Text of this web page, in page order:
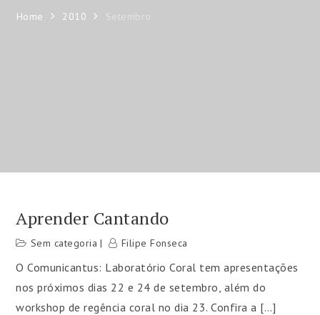
Home 2010 Setembro
Aprender Cantando
Sem categoria Filipe Fonseca
O Comunicantus: Laboratório Coral tem apresentações
nos próximos dias 22 e 24 de setembro, além do
workshop de regência coral no dia 23. Confira a […]